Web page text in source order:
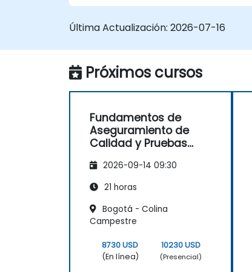
Última Actualización: 2026-07-16
Próximos cursos
Fundamentos de
Aseguramiento de
Calidad y Pruebas
(Preparación para la
certificación ISTQB)
2026-09-14 09:30
21 horas
Bogotá - Colina
Campestre
8730 USD
(En línea)
10230 USD
(Presencial)